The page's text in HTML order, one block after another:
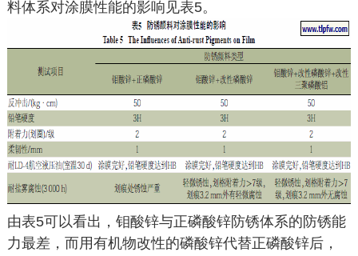
料体系对涂膜性能的影响见表5。
由表5可以看出，钼酸锌与正磷酸锌防锈体系的防锈能
力最差，而用有机物改性的磷酸锌代替正磷酸锌后，